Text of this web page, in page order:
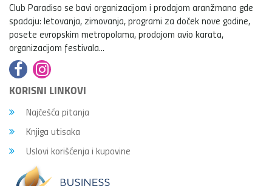
Club Paradiso se bavi organizacijom i prodajom aranžmana gde
spadaju: letovanja, zimovanja, programi za doček nove godine,
posete evropskim metropolama, prodajom avio karata,
organizacijom festivala...
KORISNI LINKOVI
Najčešća pitanja
Knjiga utisaka
Uslovi korišćenja i kupovine